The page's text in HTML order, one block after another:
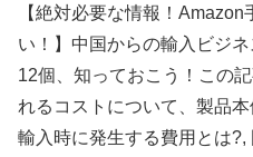
【絶対必要な情報！
い！】中国からの輸入ビジ
12個、知っておこう！この
れるコストについて、製品
輸入時に発生する費用とは